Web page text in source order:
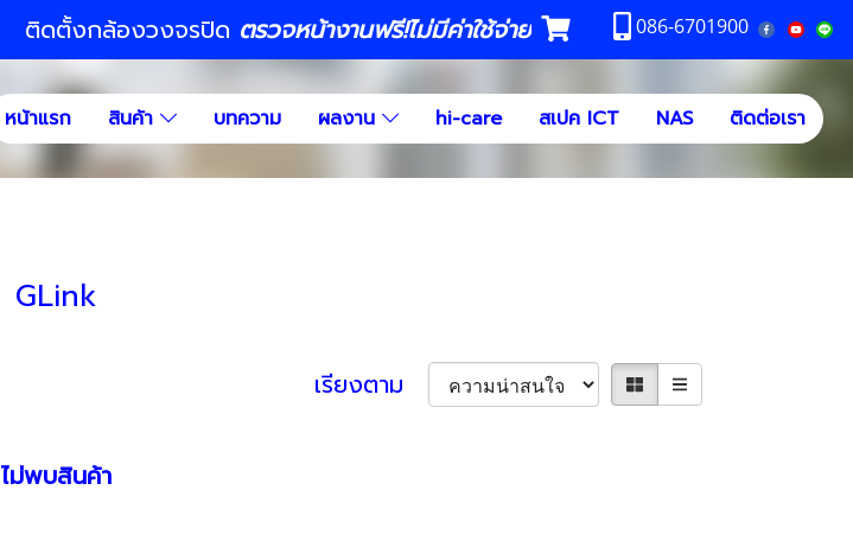
ติดตั้งกล้องวงจรปิด ตรวจหน้างานฟรี!ไม่มีค่าใช้จ่าย 086-6701900
หน้าแรก สินค้า บทความ ผลงาน hi-care สเปค ICT NAS ติดต่อเรา
GLink
เรียงตาม
ไม่พบสินค้า